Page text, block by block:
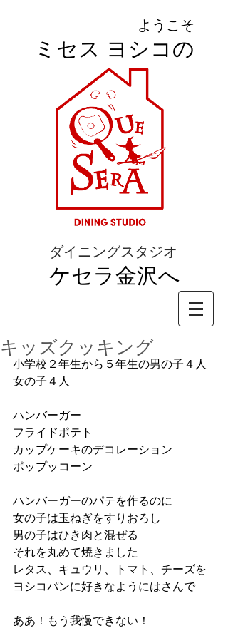
ようこそ
ミセス ヨシコの
ダイニングスタジオ
ケセラ金沢へ
キッズクッキング
小学校２年生から５年生の男の子４人
女の子４人
ハンバーガー
フライドポテト
カップケーキのデコレーション
ポップッコーン
ハンバーガーのパテを作るのに
女の子は玉ねぎをすりおろし
男の子はひき肉と混ぜる
それを丸めて焼きました
レタス、キュウリ、トマト、チーズを
ヨシコパンに好きなようにはさんで
ああ！もう我慢できない！